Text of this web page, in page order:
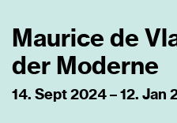
Maurice de
der Moderne
14. Sept 2024 – 12. Jan